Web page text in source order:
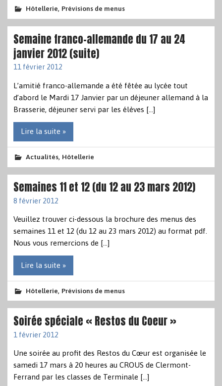
Hôtellerie, Prévisions de menus
Semaine franco-allemande du 17 au 24
janvier 2012 (suite)
11 février 2012
L’amitié franco-allemande a été fêtée au lycée tout
d’abord le Mardi 17 Janvier par un déjeuner allemand à la
Brasserie, déjeuner servi par les élèves […]
Lire la suite »
Actualités, Hôtellerie
Semaines 11 et 12 (du 12 au 23 mars 2012)
8 février 2012
Veuillez trouver ci-dessous la brochure des menus des
semaines 11 et 12 (du 12 au 23 mars 2012) au format pdf.
Nous vous remercions de […]
Lire la suite »
Hôtellerie, Prévisions de menus
Soirée spéciale « Restos du Coeur »
1 février 2012
Une soirée au profit des Restos du Cœur est organisée le
samedi 17 mars à 20 heures au CROUS de Clermont-
Ferrand par les classes de Terminale […]